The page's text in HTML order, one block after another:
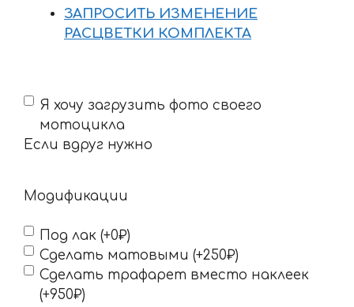
ЗАПРОСИТЬ ИЗМЕНЕНИЕ
РАСЦВЕТКИ КОМПЛЕКТА
Если
вдруг
нужно
Я хочу загрузить фото своего
мотоцикла
Если вдруг нужно
Модификации
Под лак (+0₽)
Сделать матовыми (+250₽)
Сделать трафарет вместо наклеек
(+950₽)